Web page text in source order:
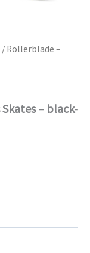
/ Rollerblade –
– black-